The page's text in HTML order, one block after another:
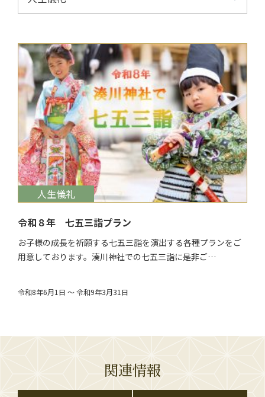
$target_date
人生儀礼
令和８年 七五三詣プラン
お子様の成長を祈願する七五三詣を演出する各種プランをご
用意しております。湊川神社での七五三詣に是非ご…
令和8年6月1日 ～ 令和9年3月31日
関連情報